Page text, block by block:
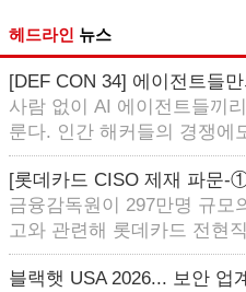
헤드라인 뉴스
[DEF CON 34] 에이전트들
사람 없이 AI 에이전트들끼
룬다. 인간 해커들의 경쟁에
[롯데카드 CISO 제재 파문-
금융감독원이 297만명 규모
고와 관련해 롯데카드 전현
블랙햇 USA 2026... 보안 업